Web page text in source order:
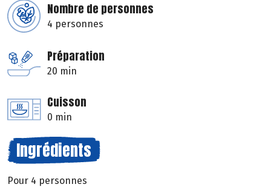
Nombre de personnes
4 personnes
Préparation
20 min
Cuisson
0 min
Ingrédients
Pour 4 personnes